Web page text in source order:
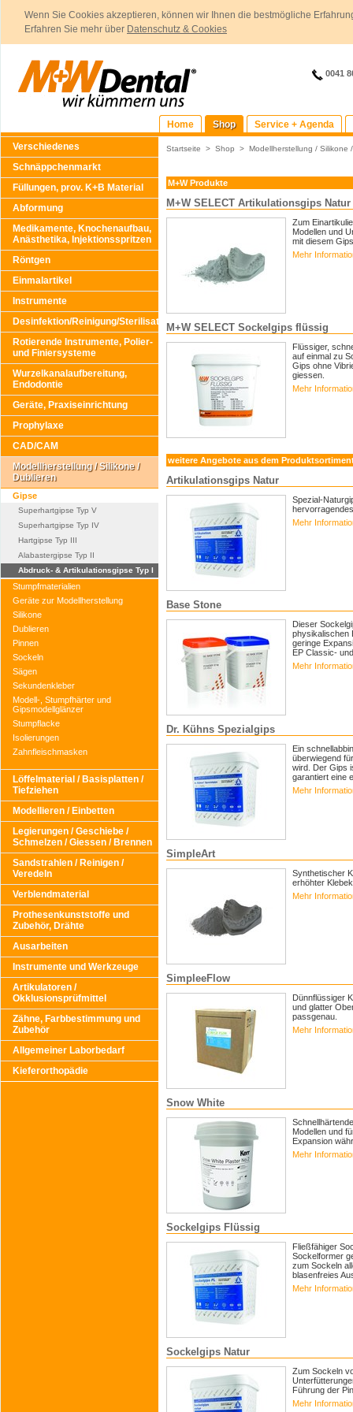
Wenn Sie Cookies akzeptieren, können wir Ihnen die bestmögliche
Erfahren Sie mehr über Datenschutz & Cookies
0041
Home Shop
Service + Agenda
Verschiedenes
Schnäppchenmarkt
Füllungen, prov. K+B Material
Abformung
Medikamente, Knochenaufbau,
Anästhetika, Injektionsspritzen
Röntgen
Einmalartikel
Instrumente
Desinfektion/Reinigung/Sterilisation
Rotierende Instrumente, Polier-
und Finiersysteme
Wurzelkanalaufbereitung,
Endodontie
Geräte, Praxiseinrichtung
Prophylaxe
CAD/CAM
Modellherstellung / Silikone /
Dublieren
Gipse
Superhartgipse Typ V
Superhartgipse Typ IV
Hartgipse Typ III
Alabastergipse Typ II
Abdruck- & Artikulationsgipse Typ I
Stumpfmaterialien
Geräte zur Modellherstellung
Silikone
Dublieren
Pinnen
Sockeln
Sägen
Sekundenkleber
Modell-, Stumpfhärter und
Gipsmodellglänzer
Stumpflacke
Isolierungen
Zahnfleischmasken
Löffelmaterial / Basisplatten /
Tiefziehen
Modellieren / Einbetten
Legierungen / Geschiebe /
Schmelzen / Giessen / Brennen
Sandstrahlen / Reinigen /
Veredeln
Verblendmaterial
Prothesenkunststoffe und
Zubehör, Drähte
Ausarbeiten
Instrumente und Werkzeuge
Artikulatoren /
Okklusionsprüfmittel
Zähne, Farbbestimmung und
Zubehör
Allgemeiner Laborbedarf
Kieferorthopädie
Startseite > Shop > Modellherstellung / Silikone
M+W Produkte
M+W SELECT Artikulationsgips Natur
Zum
Modellen und
mit diesem
Mehr
M+W SELECT Sockelgips flüssig
Flüssiger,
auf einmal zu
Gips ohne
giessen.
Mehr
weitere Angebote aus dem
Artikulationsgips Natur
Spezial-
Mehr
Base Stone
Dieser
physikalischen
geringe
EP Classic-
Mehr
Dr. Kühns Spezialgips
Ein
überwiegend
wird. Der Gips
garantiert eine
Mehr
SimpleArt
Synthetischer
erhöhter
Mehr
SimpleeFlow
Dünnflüssiger
und glatter
passgenau.
Mehr
Snow White
Modellen und
Expansion
Mehr
Sockelgips Flüssig
Fließfähiger
Sockelformer
zum Sockeln
blasenfreies
Mehr
Sockelgips Natur
Zum Sockeln
Führung der
Mehr